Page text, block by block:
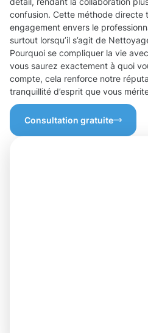
confusion. Cette méthode directe
engagement envers le
surtout lorsqu’il s’agit de
Pourquoi se compliquer la vie
vous saurez exactement à quoi
compte, cela renforce notre
tranquillité d’esprit que vous
Consultation gratuite